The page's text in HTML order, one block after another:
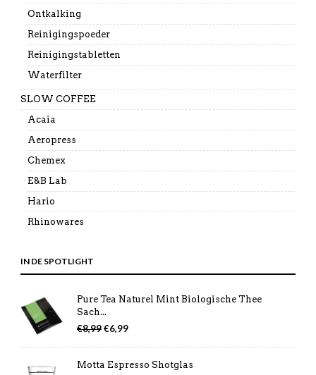
Ontkalking
Reinigingspoeder
Reinigingstabletten
Waterfilter
SLOW COFFEE
Acaia
Aeropress
Chemex
E&B Lab
Hario
Rhinowares
IN DE SPOTLIGHT
Pure Tea Naturel Mint Biologische Thee
Sach...
€8,99 Oorspronkelijke
€8,99.
€6,99Huidige
€6,99.
Motta Espresso Shotglas